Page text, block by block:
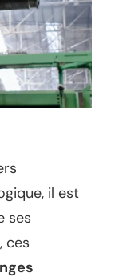
il est
ses
ces